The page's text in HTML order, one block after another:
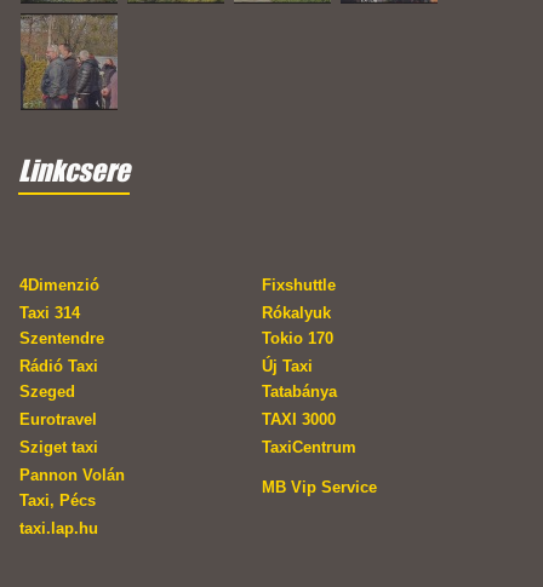
Linkcsere
4Dimenzió
Fixshuttle
Taxi 314
Szentendre
Rókalyuk
Tokio 170
Rádió Taxi
Szeged
Új Taxi
Tatabánya
Eurotravel
TAXI 3000
Sziget taxi
TaxiCentrum
Pannon Volán
Taxi, Pécs
MB Vip Service
taxi.lap.hu